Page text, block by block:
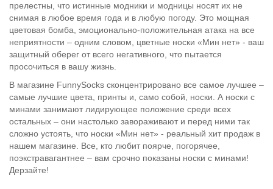
прелестны, что истинные модники и модницы носят их не
снимая в любое время года и в любую погоду. Это мощная
цветовая бомба, эмоционально-положительная атака на все
неприятности – одним словом, цветные носки «Мин нет» - ваш
защитный оберег от всего негативного, что пытается
просочиться в вашу жизнь.
В магазине FunnySocks сконцентрировано все самое лучшее –
самые лучшие цвета, принты и, само собой, носки. А носки с
минами занимают лидирующее положение среди всех
остальных – они настолько завораживают и перед ними так
сложно устоять, что носки «Мин нет» - реальный хит продаж в
нашем магазине. Все, кто любит поярче, погорячее,
поэкстравагантнее – вам срочно показаны носки с минами!
Дерзайте!